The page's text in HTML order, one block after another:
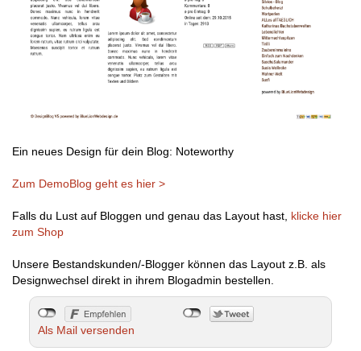
Ein neues Design für dein Blog: Noteworthy
Zum DemoBlog geht es hier >
Falls du Lust auf Bloggen und genau das Layout hast, klicke hier
zum Shop
Unsere Bestandskunden/-Blogger können das Layout z.B. als
Designwechsel direkt in ihrem Blogadmin bestellen.
Als Mail versenden